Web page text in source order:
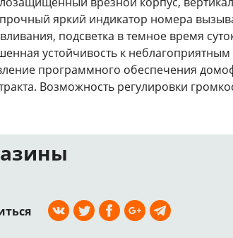
яркий индикатор номера
подсветка в темное время
устойчивость к
программного обеспечения
Возможность регулировки